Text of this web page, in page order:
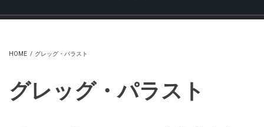
HOME / グレッグ・パラスト
グレッグ・パラスト